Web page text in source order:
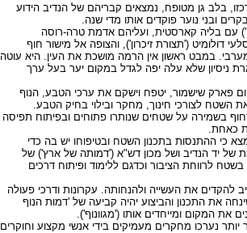
בלב גן מטופח, נמצאים קבריהם של הנדיב הידוע
ובני נוער פוקדים אותו מדי שנה.
עם בליה קארסטית, ועליהם אדמת טרה-רוסה
('תצורת זיכרון'), והצופה אל מישור חוף
במבט ראשון אין הרמה מושכת את העין. היא עוטה
ניסיון שלא עלה יפה לגדל במקום יער בעל ערך
פארק שישמור, יטפח וישקם את ערכי הטבע, הנוף
השטח לצורכי חינוך, מחקר ובילוי בחיק הטבע.
בשמירה על שטחים שנותרו פתוחים ובפיתוח תפיסה
כאחת.
כי ההתנסות בתכנון השטח ובטיפוחו יש בה כדי
של יד הנדיב ושל מכון דש"א ('דמותה של ארץ') של
לרווחת הציבור וכדגם ללימוד ופיתוח דרכים
להקדים את העשייה ולהנחותה. עקרונות ודרכי פעולה
את התכנון והביצוע יהיה קביעה של 'דמות הנוף
את המקום ומייחדים אותו ('מגוונוף').
נערכו מחקרים מעמיקים בידי אנשי מקצוע וחוקרים